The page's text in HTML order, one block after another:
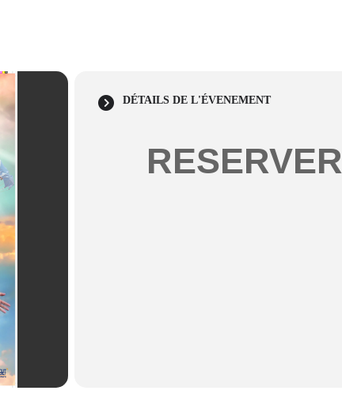
DÉTAILS DE L'ÉVENEMENT
RESERVER